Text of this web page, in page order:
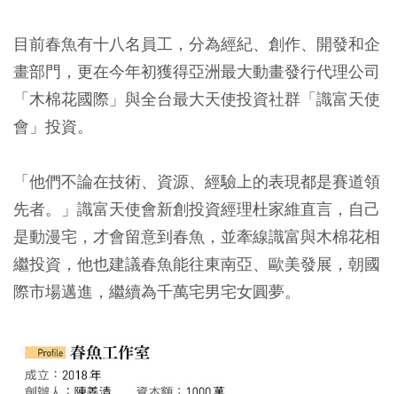
目前春魚有十八名員工，分為經紀、創作、開發和企
畫部門，更在今年初獲得亞洲最大動畫發行代理公司
「木棉花國際」與全台最大天使投資社群「識富天使
會」投資。
「他們不論在技術、資源、經驗上的表現都是賽道領
先者。」識富天使會新創投資經理杜家維直言，自己
是動漫宅，才會留意到春魚，並牽線識富與木棉花相
繼投資，他也建議春魚能往東南亞、歐美發展，朝國
際市場邁進，繼續為千萬宅男宅女圓夢。